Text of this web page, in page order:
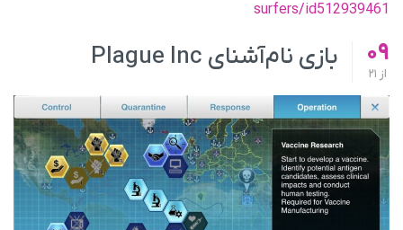
surfers/id512939461
09
از
بازی نام‌آشنای Plague Inc